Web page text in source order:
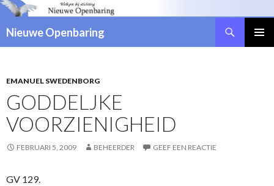
Nieuwe Openbaring
SPRINGEN
EMANUEL SWEDENBORG
GODDELJKE
VOORZIENIGHEID
FEBRUARI 5, 2009 BEHEERDER GEEF EEN REACTIE
GV 129.